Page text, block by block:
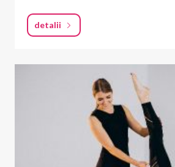
detalii